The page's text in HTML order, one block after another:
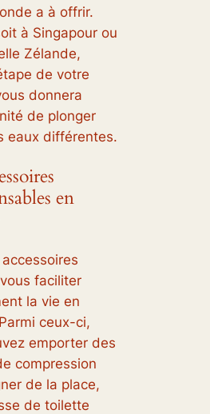
a à offrir.
à Singapour ou
Zélande,
de votre
donnera
de plonger
eaux différentes.
en
faciliter
la vie en
ceux-ci,
emporter des
compression
de la place,
de toilette